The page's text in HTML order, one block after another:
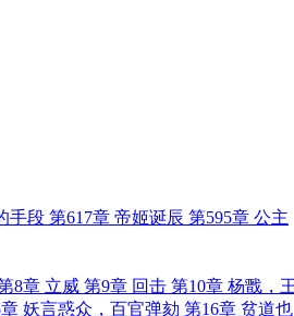
手段 第617章 帝姬诞辰 第595章 公主
8章 立威 第9章 回击 第10章 杨戬，
妖言惑众，百官弹劾 第16章 贫道也